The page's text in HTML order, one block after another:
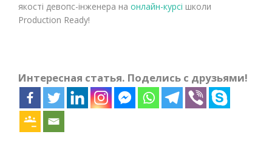
якості девопс-інженера на онлайн-курсі школи
Production Ready!
Интересная статья. Поделись с друзьями!